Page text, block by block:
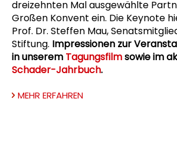
dreizehnten Mal ausgewählte
Großen Konvent ein. Die Keynote
Prof. Dr. Steffen Mau,
Stiftung. Impressionen zur
in unserem Tagungsfilmsowie im
Schader-Jahrbuch.
MEHR ERFAHREN